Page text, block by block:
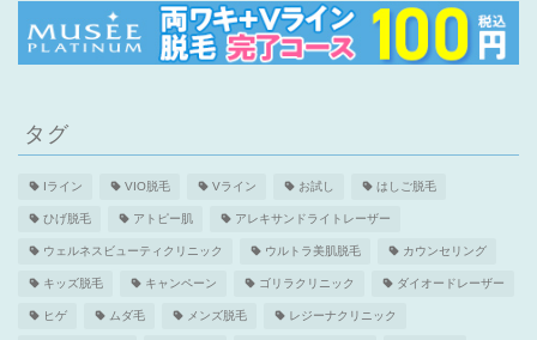
タグ
Iライン VIO脱毛 Vライン お試し はしご脱毛
ひげ脱毛 アトピー肌 アレキサンドライトレーザー
ウェルネスビューティクリニック ウルトラ美肌脱毛 カウンセリング
キッズ脱毛 キャンペーン ゴリラクリニック ダイオードレーザー
ヒゲ ムダ毛 メンズ脱毛 レジーナクリニック